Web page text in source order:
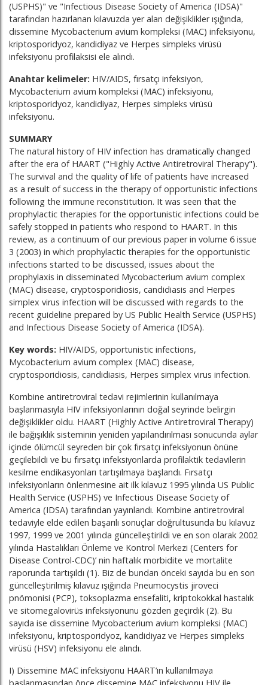
(USPHS)" ve "Infectious Disease Society of America (IDSA)"
tarafından hazırlanan kılavuzda yer alan değişiklikler ışığında,
dissemine Mycobacterium avium kompleksi (MAC) infeksiyonu,
kriptosporidyoz, kandidiyaz ve Herpes simpleks virüsü
infeksiyonu profilaksisi ele alındı.
Anahtar kelimeler: HIV/AIDS, fırsatçı infeksiyon,
Mycobacterium avium kompleksi (MAC) infeksiyonu,
kriptosporidyoz, kandidiyaz, Herpes simpleks virüsü
infeksiyonu.
SUMMARY
The natural history of HIV infection has dramatically changed
after the era of HAART ("Highly Active Antiretroviral Therapy").
The survival and the quality of life of patients have increased
as a result of success in the therapy of opportunistic infections
following the immune reconstitution. It was seen that the
prophylactic therapies for the opportunistic infections could be
safely stopped in patients who respond to HAART. In this
review, as a continuum of our previous paper in volume 6 issue
3 (2003) in which prophylactic therapies for the opportunistic
infections started to be discussed, issues about the
prophylaxis in disseminated Mycobacterium avium complex
(MAC) disease, cryptosporidiosis, candidiasis and Herpes
simplex virus infection will be discussed with regards to the
recent guideline prepared by US Public Health Service (USPHS)
and Infectious Disease Society of America (IDSA).
Key words: HIV/AIDS, opportunistic infections,
Mycobacterium avium complex (MAC) disease,
cryptosporidiosis, candidiasis, Herpes simplex virus infection.
Kombine antiretroviral tedavi rejimlerinin kullanılmaya
başlanmasıyla HIV infeksiyonlarının doğal seyrinde belirgin
değişiklikler oldu. HAART (Highly Active Antiretroviral Therapy)
ile bağışıklık sisteminin yeniden yapılandırılması sonucunda aylar
içinde ölümcül seyreden bir çok fırsatçı infeksiyonun önüne
geçilebildi ve bu fırsatçı infeksiyonlarda profilaktik tedavilerin
kesilme endikasyonları tartışılmaya başlandı. Fırsatçı
infeksiyonların önlenmesine ait ilk kılavuz 1995 yılında US Public
Health Service (USPHS) ve Infectious Disease Society of
America (IDSA) tarafından yayınlandı. Kombine antiretroviral
tedaviyle elde edilen başarılı sonuçlar doğrultusunda bu kılavuz
1997, 1999 ve 2001 yılında güncelleştirildi ve en son olarak 2002
yılında Hastalıkları Önleme ve Kontrol Merkezi (Centers for
Disease Control-CDC)’ nin haftalık morbidite ve mortalite
raporunda tartışıldı (1). Biz de bundan önceki sayıda bu en son
güncelleştirilmiş kılavuz ışığında Pneumocystis jiroveci
pnömonisi (PCP), toksoplazma ensefaliti, kriptokokkal hastalık
ve sitomegalovirüs infeksiyonunu gözden geçirdik (2). Bu
sayıda ise dissemine Mycobacterium avium kompleksi (MAC)
infeksiyonu, kriptosporidyoz, kandidiyaz ve Herpes simpleks
virüsü (HSV) infeksiyonu ele alındı.
I) Dissemine MAC infeksiyonu HAART’ın kullanılmaya